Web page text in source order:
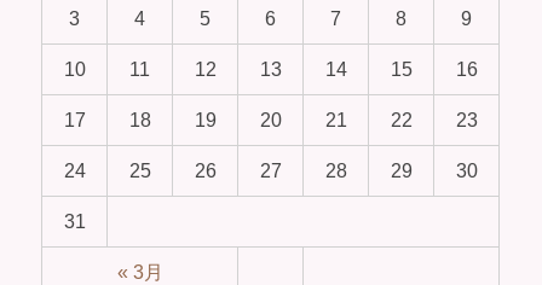
« 3月
3 4 5 6 7 8 9
10 11 12 13 14 15 16
17 18 19 20 21 22 23
24 25 26 27 28 29 30
31